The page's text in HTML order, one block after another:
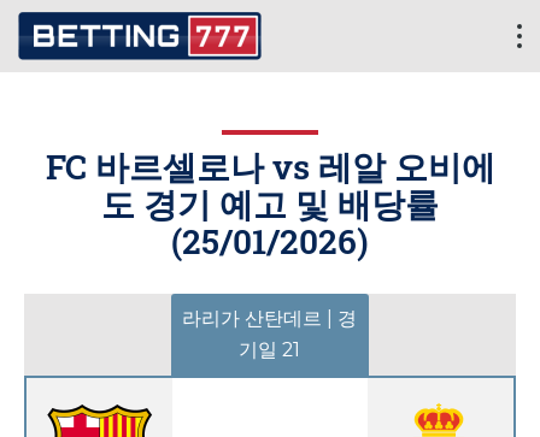
FC 바르셀로나 vs 레알 오비에
도 경기 예고 및 배당률
(25/01/2026)
라리가 산탄데르 | 경
기일 21